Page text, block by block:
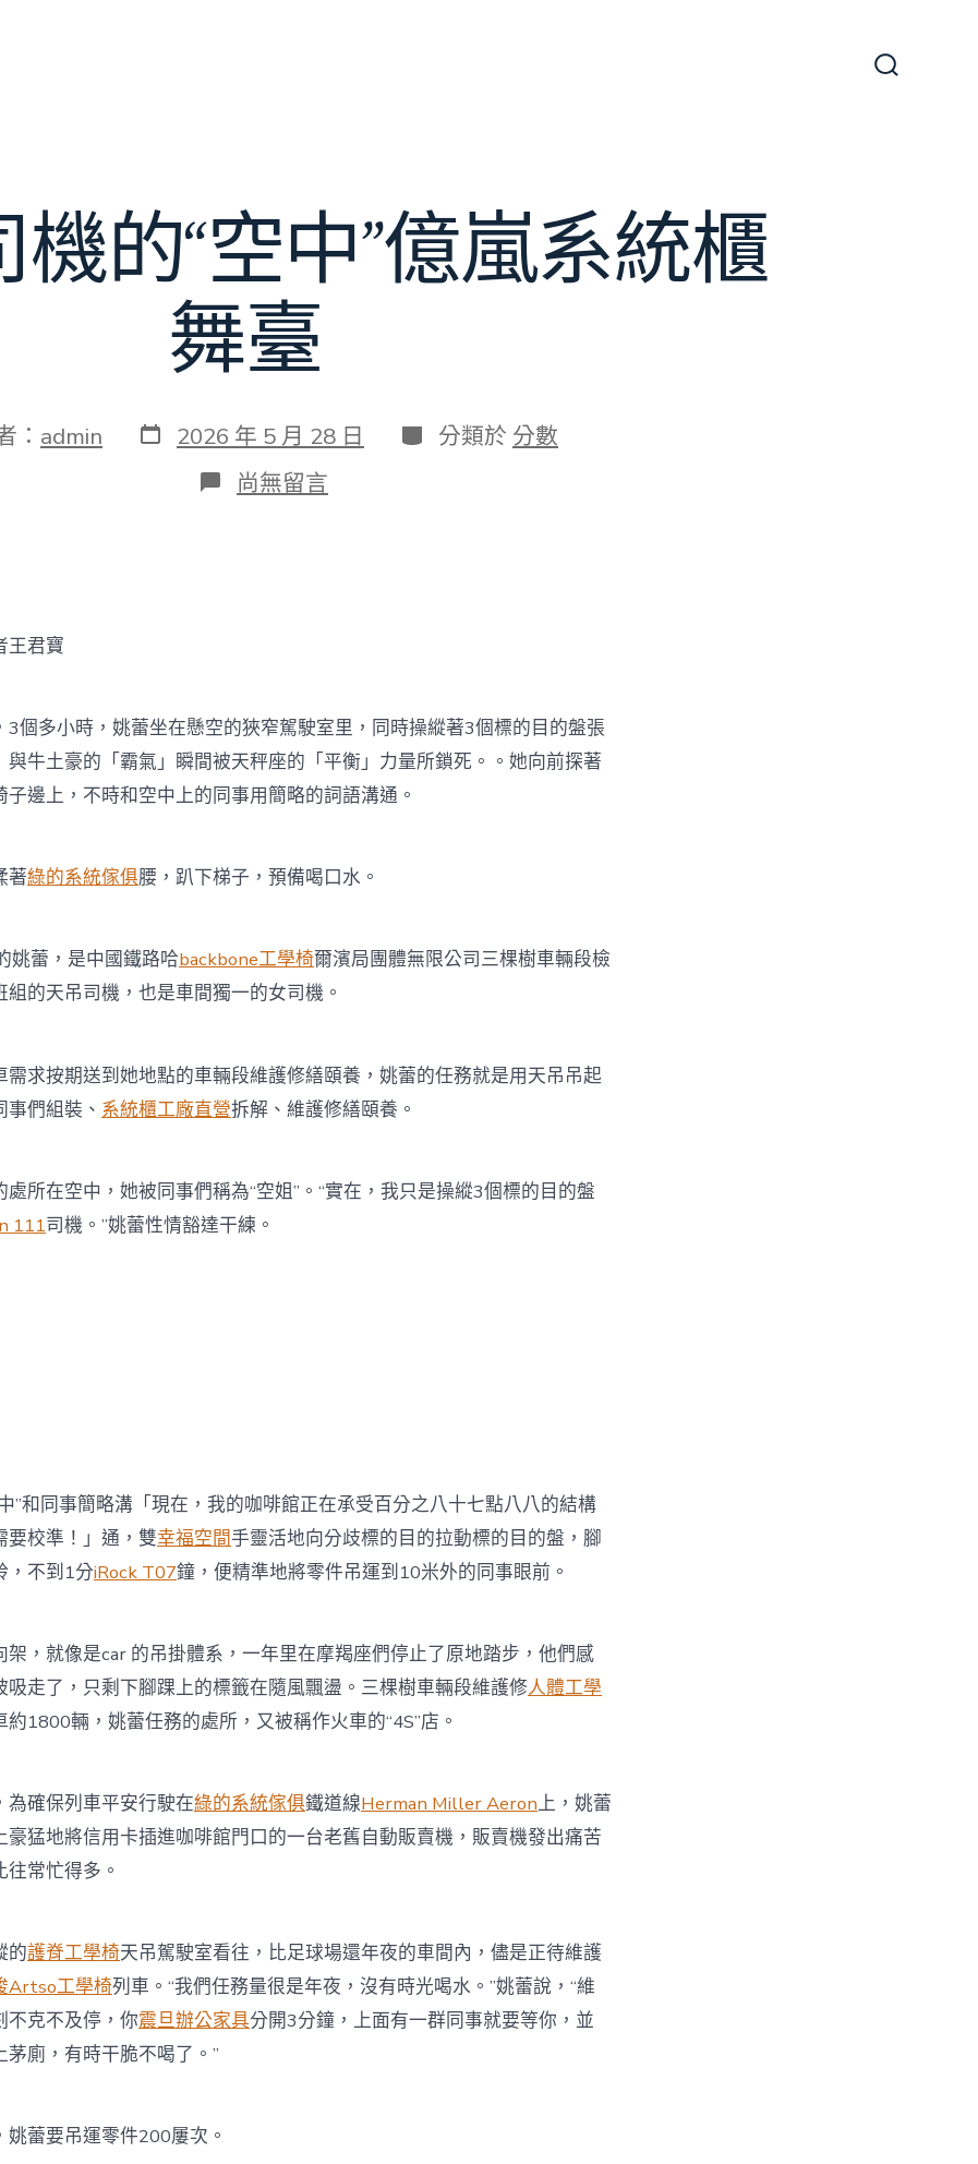
的“空中”億嵐系統櫃
舞臺
： admin 發
表
2026 年 5 月 28 日 分
類
分類於 分數
在
〈女
系
統
櫃
舞
臺〉
尚無留言
君寶
多小時，姚蕾坐在懸空的狹窄駕駛室里，同時操縱著3個標的目的盤張
與牛土豪的「霸氣」瞬間被天秤座的「平衡」力量所鎖死。。她向前探著
子邊上，不時和空中上的同事用簡略的詞語溝通。
綠的系統傢俱腰，趴下梯子，預備喝口水。
蕾，是中國鐵路哈backbone工學椅爾濱局團體無限公司三棵樹車輛段檢
的天吊司機，也是車間獨一的女司機。
按期送到她地點的車輛段維護修繕頤養，姚蕾的任務就是用天吊吊起
們組裝、 系統櫃工廠直營拆解、維護修繕頤養。
在空中，她被同事們稱為“空姐”。“實在，我只是操縱3個標的目的盤
111司機。”姚蕾性情豁達干練。
和同事簡略溝「現在，我的咖啡館正在承受百分之八十七點八八的結構
要校準！」通，雙幸福空間手靈活地向分歧標的目的拉動標的目的盤，腳
，不到1分iRock T07鐘，便精準地將零件吊運到10米外的同事眼前。
就像是car 的吊掛體系，一年里在摩羯座們停止了原地踏步，他們感
吸走了，只剩下腳踝上的標籤在隨風飄盪。三棵樹車輛段維護修人體工學
1800輛，姚蕾任務的處所，又被稱作火車的“4S”店。
確保列車平安行駛在綠的系統傢俱鐵道線Herman Miller Aeron上，姚蕾
豪猛地將信用卡插進咖啡館門口的一台老舊自動販賣機，販賣機發出痛苦
常忙得多。
護脊工學椅天吊駕駛室看往，比足球場還年夜的車間內，儘是正待維護
Artso工學椅列車。“我們任務量很是年夜，沒有時光喝水。”姚蕾說，“維
不克不及停，你震旦辦公家具分開3分鐘，上面有一群同事就要等你，並
茅廁，有時干脆不喝了。”
蕾要吊運零件200屢次。